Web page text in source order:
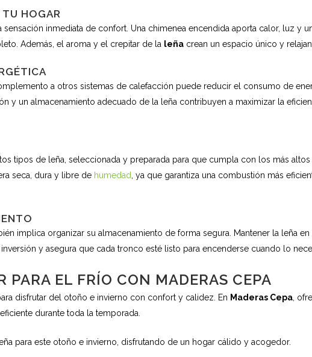
HOGAR
sensación inmediata de confort. Una chimenea encendida aporta calor, luz y
Además, el aroma y el crepitar de la leña crean un espacio único y
a otros sistemas de calefacción puede reducir el consumo de
y un almacenamiento adecuado de la leña contribuyen a maximizar la
tipos de leña, seleccionada y preparada para que cumpla con los más
seca, dura y libre de humedad , ya que garantiza una combustión más
implica organizar su almacenamiento de forma segura. Mantener la leña
y asegura que cada tronco esté listo para encenderse cuando lo
PARA EL FRÍO CON MADERAS CEPA
disfrutar del otoño e invierno con confort y calidez. En Maderas Cepa ,
durante toda la temporada.
para este otoño e invierno, disfrutando de un hogar cálido y acogedor.